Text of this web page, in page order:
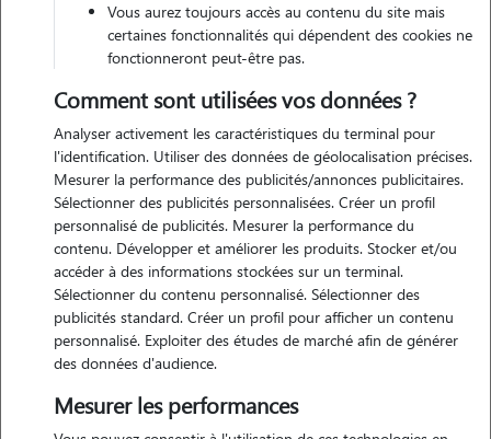
Motivation
Étudiante à cahors je n'ai pas pu prendre mon chat avec moi. j'aime
beaucoup les animaux et ça me met manque de ne pas en avoir. je
me propose donc de gardez les vôtres. j'ai déjà eu des chats, chiens,
poissons, cochons d'inde, lapins. je serais ravie de pouvoir m'occuper
d'animaux.
Vous aurez toujours accès au contenu du site mais
certaines fonctionnalités qui dépendent des cookies ne
fonctionneront peut-être pas.
Comment sont utilisées vos données ?
Analyser activement les caractéristiques du terminal pour
l'identification. Utiliser des données de géolocalisation précises.
Mesurer la performance des publicités/annonces publicitaires.
Sélectionner des publicités personnalisées. Créer un profil
personnalisé de publicités. Mesurer la performance du
contenu. Développer et améliorer les produits. Stocker et/ou
accéder à des informations stockées sur un terminal.
Sélectionner du contenu personnalisé. Sélectionner des
publicités standard. Créer un profil pour afficher un contenu
personnalisé. Exploiter des études de marché afin de générer
des données d'audience.
Mesurer les performances